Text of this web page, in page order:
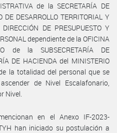
de la SECRETARÍA DE
DESARROLLO TERRITORIAL Y
DE PRESUPUESTO Y
dependiente de la OFICINA
de la SUBSECRETARÍA DE
DE HACIENDA del MINISTERIO
la totalidad del personal que se
de Nivel Escalafonario,
Nivel.
en el Anexo IF-2023-
han iniciado su postulación a